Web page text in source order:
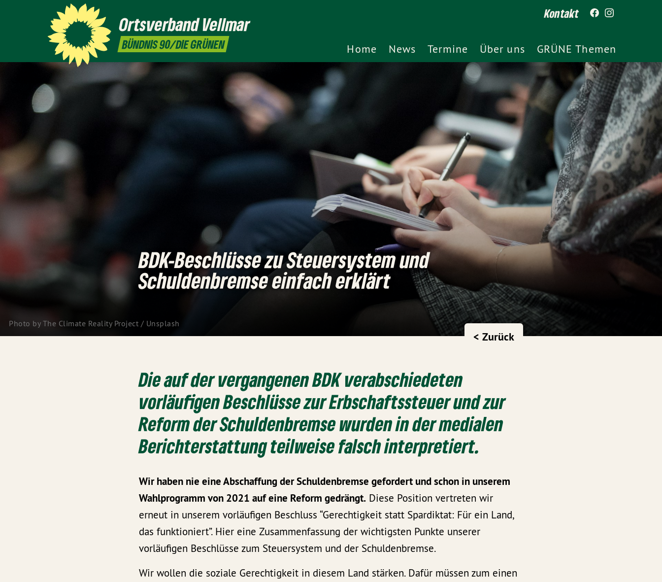
OrtsverbandVellmar
BÜNDNIS 90/DIE GRÜNEN
Kontakt
Home News Termine Über uns GRÜNE Themen
Photo by The Climate Reality Project / Unsplash
BDK-Beschlüsse zu Steuersystem und
Schuldenbremse einfach erklärt
< Zurück
Die auf der vergangenen BDK verabschiedeten
vorläufigen Beschlüsse zur Erbschaftssteuer und zur
Reform der Schuldenbremse wurden in der medialen
Berichterstattung teilweise falsch interpretiert.
Wir haben nie eine Abschaffung der Schuldenbremse gefordert und schon in unserem
Wahlprogramm von 2021 auf eine Reform gedrängt. Diese Position vertreten wir
erneut in unserem vorläufigen Beschluss “Gerechtigkeit statt Spardiktat: Für ein Land,
das funktioniert”. Hier eine Zusammenfassung der wichtigsten Punkte unserer
vorläufigen Beschlüsse zum Steuersystem und der Schuldenbremse.
Wir wollen die soziale Gerechtigkeit in diesem Land stärken. Dafür müssen zum einen